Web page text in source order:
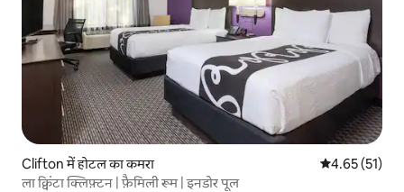
Clifton में होटल का कमरा औसत रेटिंग 5 में
4.65 (51)
ला क्विंटा क्लिफ़्टन | फ़ैमिली रूम | इनडोर पूल